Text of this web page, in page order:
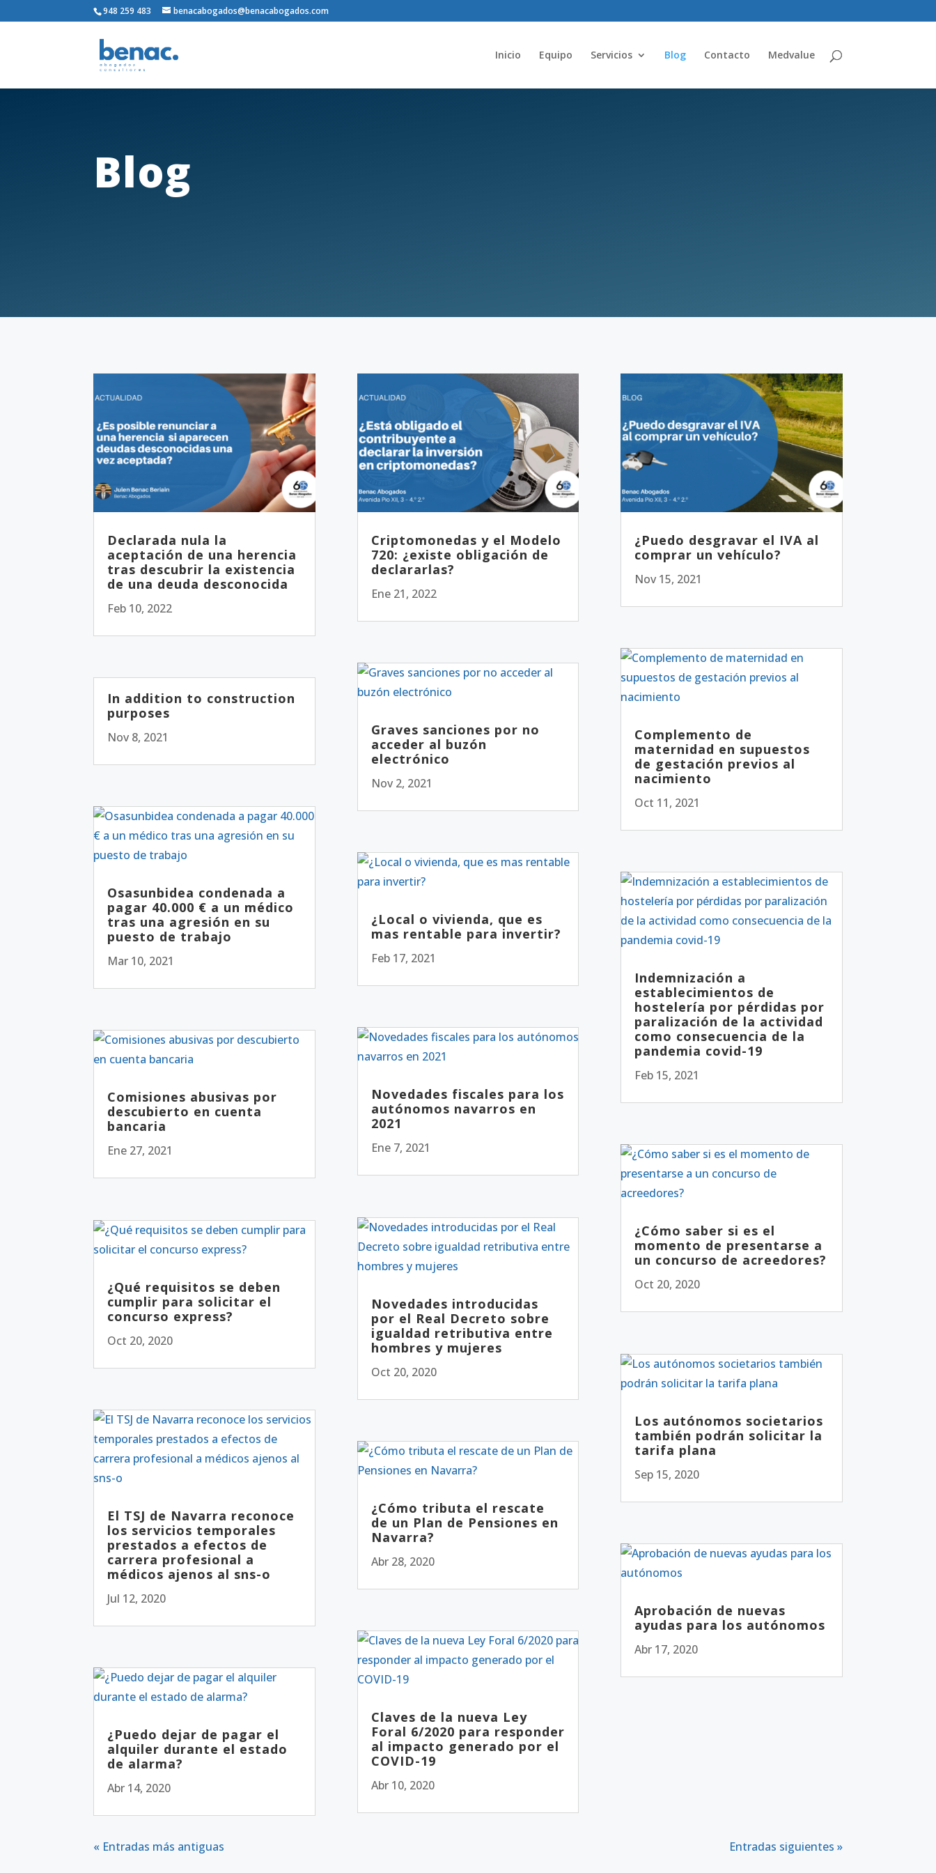
948 259 483 benacabogados@benacabogados.com
Inicio Equipo Servicios Blog Contacto Medvalue
Blog
Declarada nula la
aceptación de una herencia
tras descubrir la existencia
de una deuda desconocida
Feb 10, 2022
In addition to construction
purposes
Nov 8, 2021
Osasunbidea condenada a
pagar 40.000 € a un médico
tras una agresión en su
puesto de trabajo
Mar 10, 2021
Comisiones abusivas por
descubierto en cuenta
bancaria
Ene 27, 2021
¿Qué requisitos se deben
cumplir para solicitar el
concurso express?
Oct 20, 2020
El TSJ de Navarra reconoce
los servicios temporales
prestados a efectos de
carrera profesional a
médicos ajenos al sns-o
Jul 12, 2020
¿Puedo dejar de pagar el
alquiler durante el estado
de alarma?
Abr 14, 2020
Criptomonedas y el Modelo
720: ¿existe obligación de
declararlas?
Ene 21, 2022
Graves sanciones por no
acceder al buzón
electrónico
Nov 2, 2021
¿Local o vivienda, que es
mas rentable para invertir?
Feb 17, 2021
Novedades fiscales para los
autónomos navarros en
2021
Ene 7, 2021
Novedades introducidas
por el Real Decreto sobre
igualdad retributiva entre
hombres y mujeres
Oct 20, 2020
¿Cómo tributa el rescate
de un Plan de Pensiones en
Navarra?
Abr 28, 2020
Claves de la nueva Ley
Foral 6/2020 para responder
al impacto generado por el
COVID-19
Abr 10, 2020
¿Puedo desgravar el IVA al
comprar un vehículo?
Nov 15, 2021
Complemento de
maternidad en supuestos
de gestación previos al
nacimiento
Oct 11, 2021
Indemnización a
establecimientos de
hostelería por pérdidas por
paralización de la actividad
como consecuencia de la
pandemia covid-19
Feb 15, 2021
¿Cómo saber si es el
momento de presentarse a
un concurso de acreedores?
Oct 20, 2020
Los autónomos societarios
también podrán solicitar la
tarifa plana
Sep 15, 2020
Aprobación de nuevas
ayudas para los autónomos
Abr 17, 2020
« Entradas más antiguas Entradas siguientes »